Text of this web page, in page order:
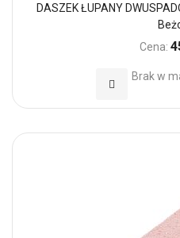
DASZEK ŁUPANY
Cena:
Brak w
Dodaj do